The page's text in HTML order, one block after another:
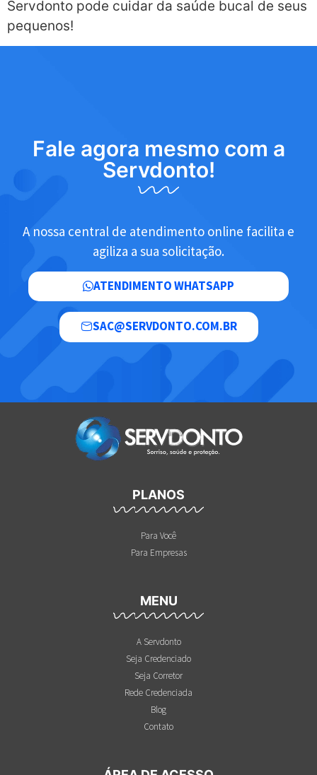
Servdonto pode cuidar da saúde bucal de seus
pequenos!
Fale agora mesmo com a
Servdonto!
A nossa central de atendimento online facilita e
agiliza a sua solicitação.
ATENDIMENTO WHATSAPP
SAC@SERVDONTO.COM.BR
PLANOS
Para Você
Para Empresas
MENU
A Servdonto
Seja Credenciado
Seja Corretor
Rede Credenciada
Blog
Contato